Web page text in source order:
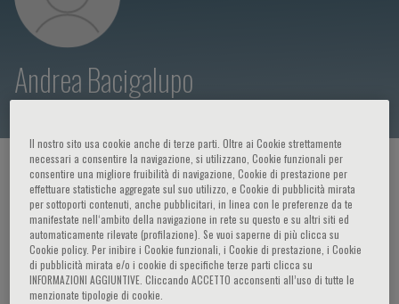
Andrea Bacigalupo
HOME PAGE / CORSI ED EVENTI / RELATORE
Andrea Bacigalupo
Il nostro sito usa cookie anche di terze parti. Oltre ai Cookie strettamente
necessari a consentire la navigazione, si utilizzano, Cookie funzionali per
consentire una migliore fruibilità di navigazione, Cookie di prestazione per
effettuare statistiche aggregate sul suo utilizzo, e Cookie di pubblicità mirata
per sottoporti contenuti, anche pubblicitari, in linea con le preferenze da te
manifestate nell‘ambito della navigazione in rete su questo e su altri siti ed
automaticamente rilevate (profilazione). Se vuoi saperne di più clicca su
Cookie policy. Per inibire i Cookie funzionali, i Cookie di prestazione, i Cookie
di pubblicità mirata e/o i cookie di specifiche terze parti clicca su
INFORMAZIONI AGGIUNTIVE. Cliccando ACCETTO acconsenti all’uso di tutte le
menzionate tipologie di cookie.